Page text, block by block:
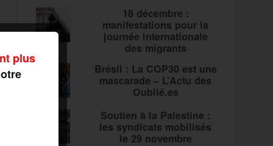
18 décembre :
manifestations pour la
journée internationale
des migrants
Brésil : La COP30 est une
mascarade – L’Actu des
Oublié.es
Soutien à la Palestine :
les syndicats mobilisés
le 29 novembre
plus